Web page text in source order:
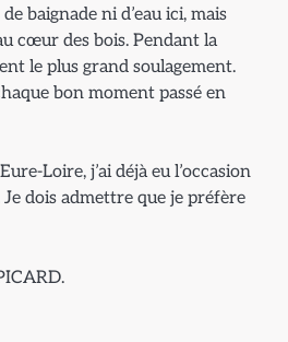
baignade ni d’eau ici, mais
cœur des bois. Pendant la
le plus grand soulagement.
bon moment passé en
Loire, j’ai déjà eu l’occasion
dois admettre que je préfère